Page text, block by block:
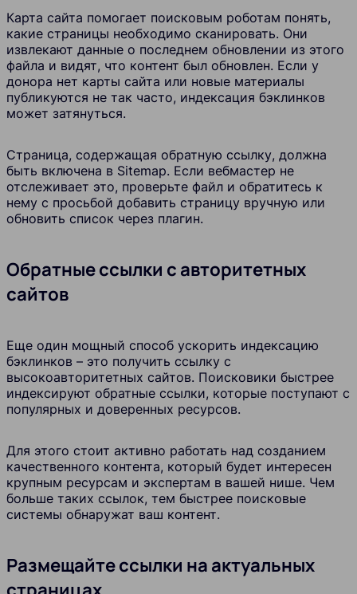
Карта сайта помогает поисковым роботам понять,
какие страницы необходимо сканировать. Они
извлекают данные о последнем обновлении из этого
файла и видят, что контент был обновлен. Если у
донора нет карты сайта или новые материалы
публикуются не так часто, индексация бэклинков
может затянуться.
Страница, содержащая обратную ссылку, должна
быть включена в Sitemap. Если вебмастер не
отслеживает это, проверьте файл и обратитесь к
нему с просьбой добавить страницу вручную или
обновить список через плагин.
Обратные ссылки с авторитетных
сайтов
Еще один мощный способ ускорить индексацию
бэклинков – это получить ссылку с
высокоавторитетных сайтов. Поисковики быстрее
индексируют обратные ссылки, которые поступают с
популярных и доверенных ресурсов.
Для этого стоит активно работать над созданием
качественного контента, который будет интересен
крупным ресурсам и экспертам в вашей нише. Чем
больше таких ссылок, тем быстрее поисковые
системы обнаружат ваш контент.
Размещайте ссылки на актуальных